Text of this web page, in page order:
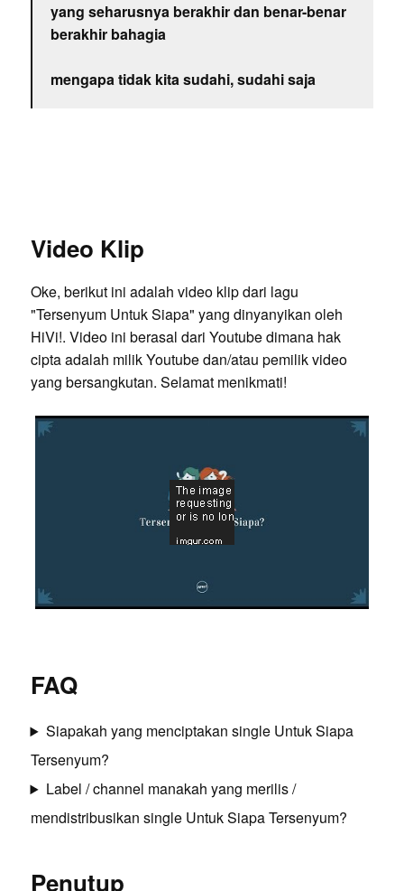
yang seharusnya berakhir dan benar-benar
berakhir bahagia
mengapa tidak kita sudahi, sudahi saja
Video Klip
Oke, berikut ini adalah video klip dari lagu
"Tersenyum Untuk Siapa" yang dinyanyikan oleh
HiVi!. Video ini berasal dari Youtube dimana hak
cipta adalah milik Youtube dan/atau pemilik video
yang bersangkutan. Selamat menikmati!
FAQ
Siapakah yang menciptakan single Untuk Siapa
Tersenyum?
Label / channel manakah yang merilis /
mendistribusikan single Untuk Siapa Tersenyum?
Penutup